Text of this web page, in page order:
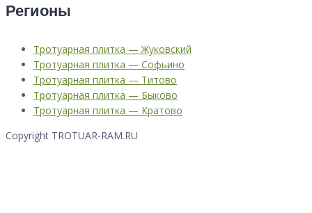
Регионы
Тротуарная плитка — Жуковский
Тротуарная плитка — Софьино
Тротуарная плитка — Титово
Тротуарная плитка — Быково
Тротуарная плитка — Кратово
Copyright TROTUAR-RAM.RU